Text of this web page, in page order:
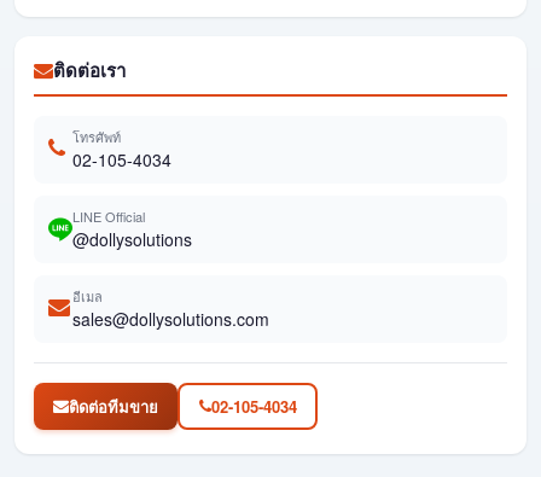
ติดต่อเรา
โทรศัพท์
02-105-4034
LINE Official
@dollysolutions
อีเมล
sales@dollysolutions.com
ติดต่อทีมขาย 02-105-4034